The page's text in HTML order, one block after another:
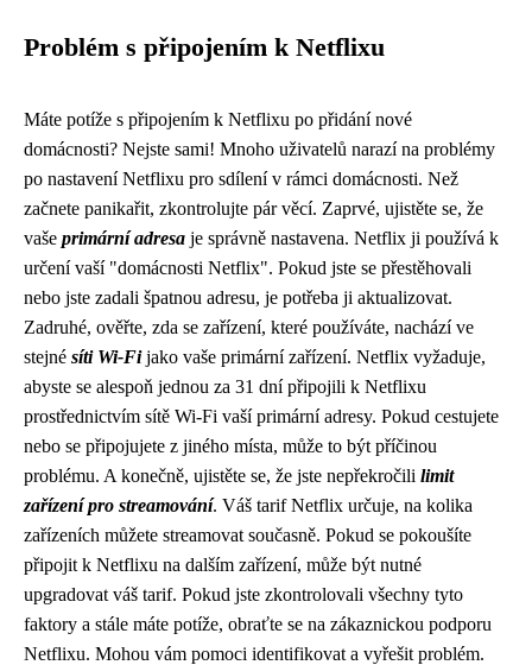
Problém s připojením k Netflixu
Máte potíže s připojením k Netflixu po přidání nové
domácnosti? Nejste sami! Mnoho uživatelů narazí na problémy
po nastavení Netflixu pro sdílení v rámci domácnosti. Než
začnete panikařit, zkontrolujte pár věcí. Zaprvé, ujistěte se, že
vaše primární adresa je správně nastavena. Netflix ji používá k
určení vaší "domácnosti Netflix". Pokud jste se přestěhovali
nebo jste zadali špatnou adresu, je potřeba ji aktualizovat.
Zadruhé, ověřte, zda se zařízení, které používáte, nachází ve
stejné síti Wi-Fijako vaše primární zařízení. Netflix vyžaduje,
abyste se alespoň jednou za 31 dní připojili k Netflixu
prostřednictvím sítě Wi-Fi vaší primární adresy. Pokud cestujete
nebo se připojujete z jiného místa, může to být příčinou
problému. A konečně, ujistěte se, že jste nepřekročili limit
zařízení pro streamování. Váš tarif Netflix určuje, na kolika
zařízeních můžete streamovat současně. Pokud se pokoušíte
připojit k Netflixu na dalším zařízení, může být nutné
upgradovat váš tarif. Pokud jste zkontrolovali všechny tyto
faktory a stále máte potíže, obraťte se na zákaznickou podporu
Netflixu. Mohou vám pomoci identifikovat a vyřešit problém.